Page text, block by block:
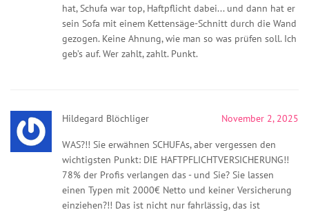
hat, Schufa war top, Haftpflicht dabei... und dann hat er
sein Sofa mit einem Kettensäge-Schnitt durch die Wand
gezogen. Keine Ahnung, wie man so was prüfen soll. Ich
geb’s auf. Wer zahlt, zahlt. Punkt.
Hildegard Blöchliger November 2, 2025
WAS?!! Sie erwähnen SCHUFAs, aber vergessen den
wichtigsten Punkt: DIE HAFTPFLICHTVERSICHERUNG!!
78% der Profis verlangen das - und Sie? Sie lassen
einen Typen mit 2000€ Netto und keiner Versicherung
einziehen?!! Das ist nicht nur fahrlässig, das ist